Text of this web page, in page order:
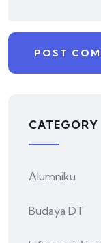
CATEGORY
Alumniku
Budaya DT